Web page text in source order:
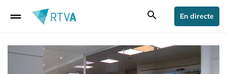
drag_handle search En directe